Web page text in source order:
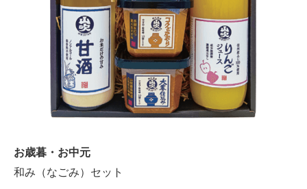
お歳暮・お中元
和み（なごみ）セット